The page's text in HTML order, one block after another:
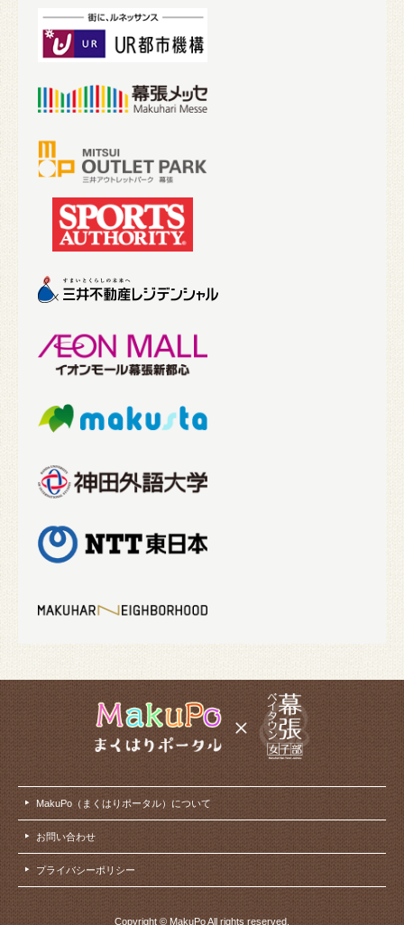
MakuPo（まくはりポータル）について
お問い合わせ
プライバシーポリシー
Copyright © MakuPo All rights reserved.